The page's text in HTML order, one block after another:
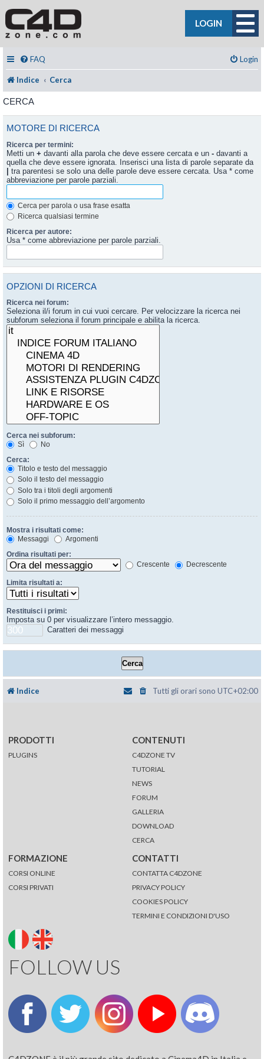
LOGIN
FAQ Login
Indice Cerca
CERCA
MOTORE DI RICERCA
Ricerca per termini:
Metti un + davanti alla parola che deve essere cercata e un - davanti a
quella che deve essere ignorata. Inserisci una lista di parole separate da
| tra parentesi se solo una delle parole deve essere cercata. Usa * come
abbreviazione per parole parziali.
Cerca per parola o usa frase esatta
Ricerca qualsiasi termine
Ricerca per autore:
Usa * come abbreviazione per parole parziali.
OPZIONI DI RICERCA
Ricerca nei forum:
Seleziona il/i forum in cui vuoi cercare. Per velocizzare la ricerca nei
subforum seleziona il forum principale e abilita la ricerca.
Cerca nei subforum:
Sì
No
Cerca:
Titolo e testo del messaggio
Solo il testo del messaggio
Solo tra i titoli degli argomenti
Solo il primo messaggio dell’argomento
Mostra i risultati come:
Messaggi
Argomenti
Ordina risultati per:
Crescente
Decrescente
Limita risultati a:
Restituisci i primi:
Imposta su 0 per visualizzare l’intero messaggio.
Caratteri dei messaggi
Indice Tutti gli orari sono UTC+02:00
PRODOTTI
PLUGINS
CONTENUTI
C4DZONE TV
TUTORIAL
NEWS
FORUM
GALLERIA
DOWNLOAD
CERCA
FORMAZIONE
CORSI ONLINE
CORSI PRIVATI
CONTATTI
CONTATTA C4DZONE
PRIVACY POLICY
COOKIES POLICY
TERMINI E CONDIZIONI D'USO
FOLLOW US